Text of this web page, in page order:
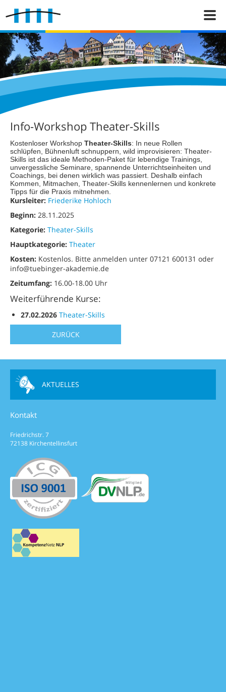
Info-Workshop Theater-Skills
Kostenloser Workshop Theater-Skills: In neue Rollen
schlüpfen, Bühnenluft schnuppern, wild improvisieren: Theater-
Skills ist das ideale Methoden-Paket für lebendige Trainings,
unvergessliche Seminare, spannende Unterrichtseinheiten und
Coachings, bei denen wirklich was passiert. Deshalb einfach
Kommen, Mitmachen, Theater-Skills kennenlernen und konkrete
Tipps für die Praxis mitnehmen.
Kursleiter: Friederike Hohloch
Beginn: 28.11.2025
Kategorie: Theater-Skills
Hauptkategorie: Theater
Kosten: Kostenlos. Bitte anmelden unter 07121 600131 oder
info@tuebinger-akademie.de
Zeitumfang: 16.00-18.00 Uhr
Weiterführende Kurse:
27.02.2026 Theater-Skills
ZURÜCK
AKTUELLES
Kontakt
Friedrichstr. 7
72138 Kirchentellinsfurt